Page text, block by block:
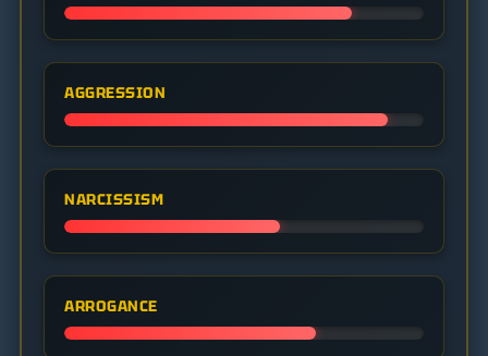
AGGRESSION
NARCISSISM
ARROGANCE